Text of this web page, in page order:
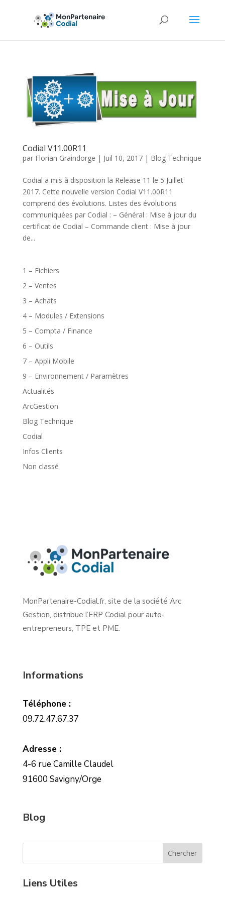
Codial V11.00R11
par Florian Graindorge | Juil 10, 2017| Blog Technique
Codial a mis à disposition la Release 11 le 5 Juillet
2017. Cette nouvelle version Codial V11.00R11
comprend des évolutions. Listes des évolutions
communiquées par Codial : – Général : Mise à jour du
certificat de Codial – Commande client : Mise à jour
de...
1 – Fichiers
2 – Ventes
3 – Achats
4 – Modules / Extensions
5 – Compta / Finance
6 – Outils
7 – Appli Mobile
9 – Environnement / Paramètres
Actualités
ArcGestion
Blog Technique
Codial
Infos Clients
Non classé
MonPartenaire-Codial.fr, site de la société Arc
Gestion, distribue l’ERP Codial pour auto-
entrepreneurs, TPE et PME.
Informations
Téléphone :
09.72.47.67.37
Adresse :
4-6 rue Camille Claudel
91600 Savigny/Orge
Blog
Liens Utiles